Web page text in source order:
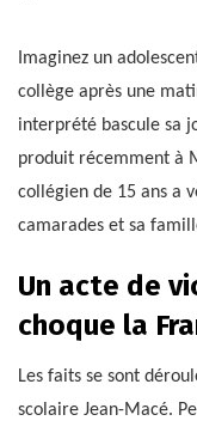
Imaginez un
collège après une
interprété bascule sa
produit récemment à
collégien de 15 ans a
camarades et sa
Un acte de
choque la
Les faits se sont
scolaire Jean-Macé.